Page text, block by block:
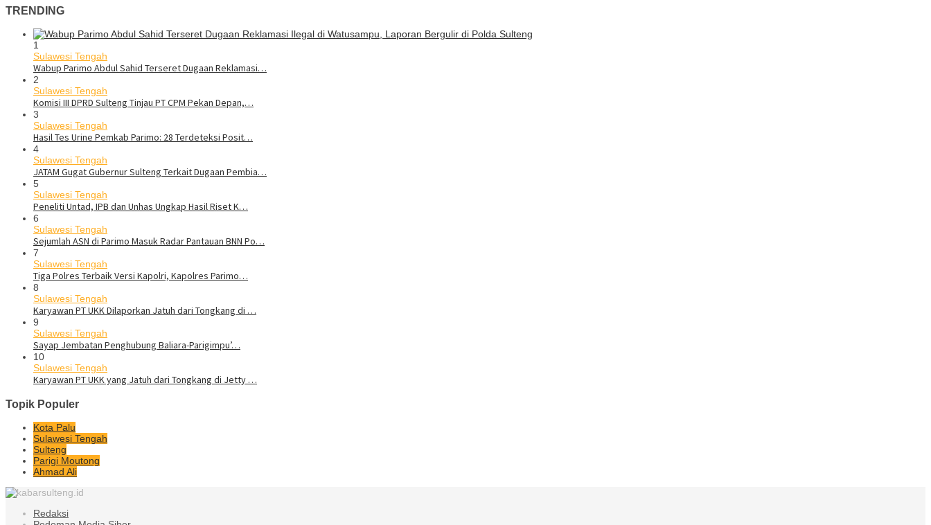
TRENDING
1
Sulawesi Tengah
Wabup Parimo Abdul Sahid Terseret Dugaan Reklamasi…
2
Sulawesi Tengah
Komisi III DPRD Sulteng Tinjau PT CPM Pekan Depan,…
3
Sulawesi Tengah
Hasil Tes Urine Pemkab Parimo: 28 Terdeteksi Posit…
4
Sulawesi Tengah
JATAM Gugat Gubernur Sulteng Terkait Dugaan Pembia…
5
Sulawesi Tengah
Peneliti Untad, IPB dan Unhas Ungkap Hasil Riset K…
6
Sulawesi Tengah
Sejumlah ASN di Parimo Masuk Radar Pantauan BNN Po…
7
Sulawesi Tengah
Tiga Polres Terbaik Versi Kapolri, Kapolres Parimo…
8
Sulawesi Tengah
Karyawan PT UKK Dilaporkan Jatuh dari Tongkang di …
9
Sulawesi Tengah
Sayap Jembatan Penghubung Baliara-Parigimpu’…
10
Sulawesi Tengah
Karyawan PT UKK yang Jatuh dari Tongkang di Jetty …
Topik Populer
Kota Palu
Sulawesi Tengah
Sulteng
Parigi Moutong
Ahmad Ali
Redaksi